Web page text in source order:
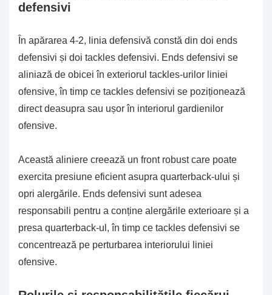
defensivi
În apărarea 4-2, linia defensivă constă din doi ends
defensivi și doi tackles defensivi. Ends defensivi se
aliniază de obicei în exteriorul tackles-urilor liniei
ofensive, în timp ce tackles defensivi se poziționează
direct deasupra sau ușor în interiorul gardienilor
ofensive.
Această aliniere creează un front robust care poate
exercita presiune eficient asupra quarterback-ului și
opri alergările. Ends defensivi sunt adesea
responsabili pentru a conține alergările exterioare și a
presa quarterback-ul, în timp ce tackles defensivi se
concentrează pe perturbarea interiorului liniei
ofensive.